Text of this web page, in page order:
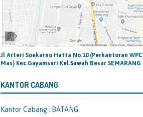
Jl Arteri Soekarno Hatta No.10 (Perkantoran WPC
Mas) Kec.Gayamsari Kel.Sawah Besar SEMARANG
KANTOR CABANG
Kantor Cabang : BATANG